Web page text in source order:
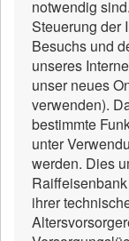
notwendig
Steuerung der
Besuchs und
unseres
unser neues
verwenden).
bestimmte
unter
werden. Dies
ihrer